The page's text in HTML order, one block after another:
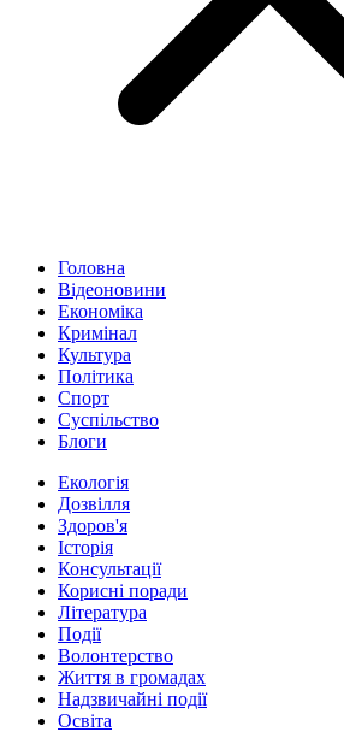
Головна
Відеоновини
Економіка
Кримінал
Культура
Політика
Спорт
Суспільство
Блоги
Екологія
Дозвілля
Здоров'я
Історія
Консультації
Корисні поради
Література
Події
Волонтерство
Життя в громадах
Надзвичайні події
Освіта